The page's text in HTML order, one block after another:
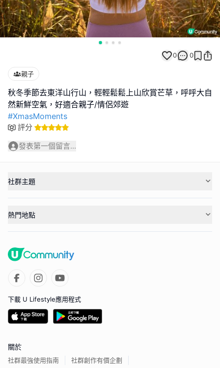
0 0
親子
秋冬季節去東洋山行山，輕輕鬆鬆上山欣賞芒草，呼呼大自
#XmasMoments
評分
發表第一個留言...
社群主題
熱門地點
下載 U Lifestyle應用程式
關於
社群最強使用指南 社群創作有價企劃